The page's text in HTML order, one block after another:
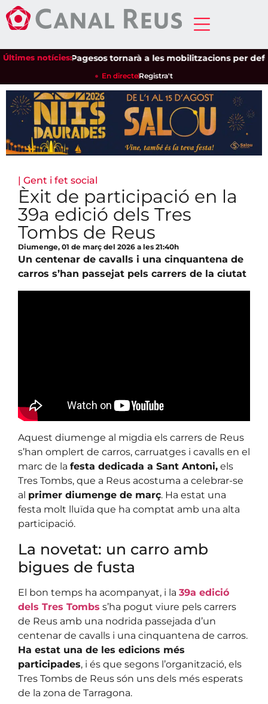
Últimes notícies:
Unió de Pagesos tornarà a les mobilitzacions per
En directeRegistra't
| Gent i fet social
Èxit de participació en la
39a edició dels Tres
Tombs de Reus
Diumenge, 01 de març del 2026 a les 21:40h
Un centenar de cavalls i una cinquantena de
carros s’han passejat pels carrers de la ciutat
Aquest diumenge al migdia els carrers de Reus
s’han omplert de carros, carruatges i cavalls en el
marc de la festa dedicada a Sant Antoni, els
Tres Tombs, que a Reus acostuma a celebrar-se
al primer diumenge de març. Ha estat una
festa molt lluïda que ha comptat amb una alta
participació.
La novetat: un carro amb
bigues de fusta
El bon temps ha acompanyat, i la 39a edició
dels Tres Tombs s’ha pogut viure pels carrers
de Reus amb una nodrida passejada d’un
centenar de cavalls i una cinquantena de carros.
Ha estat una de les edicions més
participades, i és que segons l’organització, els
Tres Tombs de Reus són uns dels més esperats
de la zona de Tarragona.